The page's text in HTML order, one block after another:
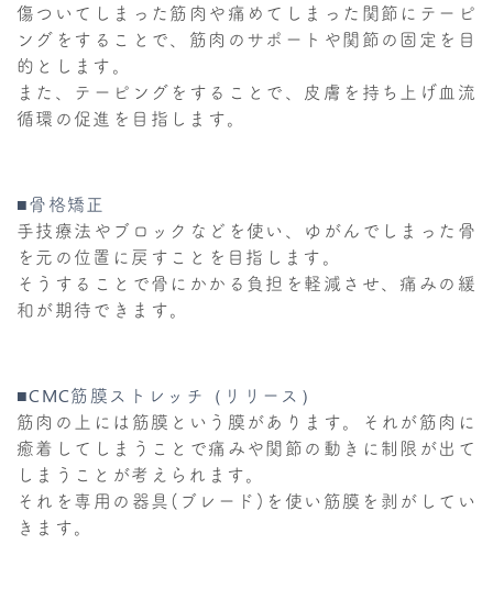
傷ついてしまった筋肉や痛めてしまった関節にテーピ
ングをすることで、筋肉のサポートや関節の固定を目
的とします。
また、テーピングをすることで、皮膚を持ち上げ血流
循環の促進を目指します。
■骨格矯正
手技療法やブロックなどを使い、ゆがんでしまった骨
を元の位置に戻すことを目指します。
そうすることで骨にかかる負担を軽減させ、痛みの緩
和が期待できます。
■CMC筋膜ストレッチ（リリース）
筋肉の上には筋膜という膜があります。それが筋肉に
癒着してしまうことで痛みや関節の動きに制限が出て
しまうことが考えられます。
それを専用の器具(ブレード)を使い筋膜を剥がしてい
きます。